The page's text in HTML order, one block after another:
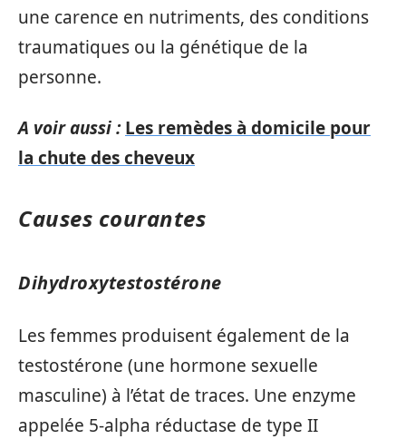
une carence en nutriments, des conditions
traumatiques ou la génétique de la
personne.
A voir aussi : Les remèdes à domicile pour
la chute des cheveux
Causes courantes
Dihydroxytestostérone
Les femmes produisent également de la
testostérone (une hormone sexuelle
masculine) à l’état de traces. Une enzyme
appelée 5-alpha réductase de type II